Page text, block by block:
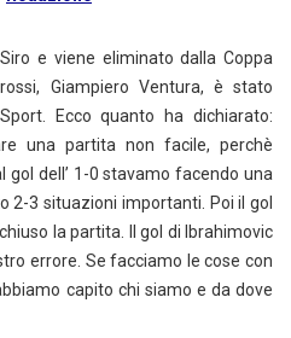
e viene eliminato dalla Coppa
Giampiero Ventura, è stato
Ecco quanto ha dichiarato:
una partita non facile, perchè
gol dell’ 1-0 stavamo facendo una
2-3 situazioni importanti. Poi il gol
la partita. Il gol di Ibrahimovic
errore. Se facciamo le cose con
capito chi siamo e da dove